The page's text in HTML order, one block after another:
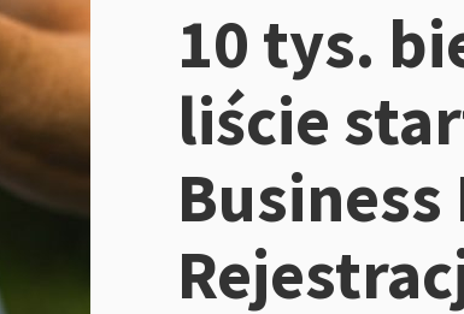
10 tys.
liście
Business